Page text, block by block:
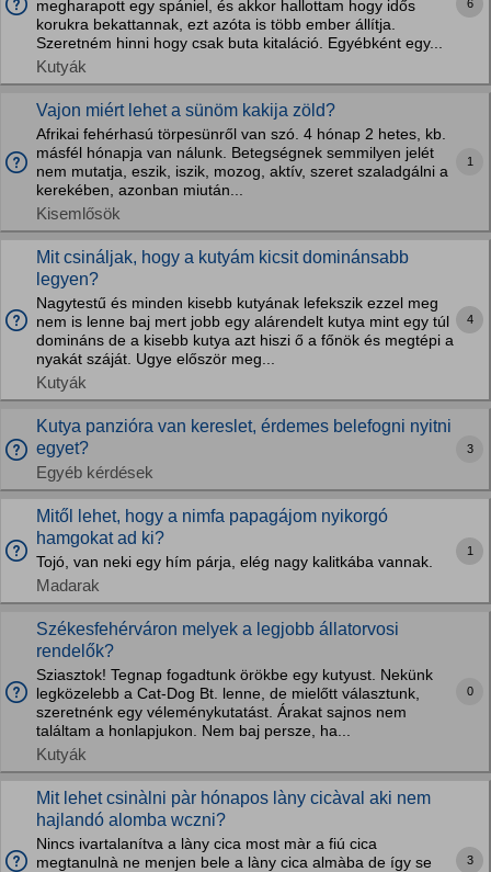
megharapott egy spániel, és akkor hallottam hogy idős
korukra bekattannak, ezt azóta is több ember állítja.
Szeretném hinni hogy csak buta kitaláció. Egyébként egy...
Kutyák
6
Vajon miért lehet a sünöm kakija zöld?
Afrikai fehérhasú törpesünről van szó. 4 hónap 2 hetes, kb.
másfél hónapja van nálunk. Betegségnek semmilyen jelét
nem mutatja, eszik, iszik, mozog, aktív, szeret szaladgálni a
kerekében, azonban miután...
Kisemlősök
1
Mit csináljak, hogy a kutyám kicsit dominánsabb
legyen?
Nagytestű és minden kisebb kutyának lefekszik ezzel meg
nem is lenne baj mert jobb egy alárendelt kutya mint egy túl
domináns de a kisebb kutya azt hiszi ő a főnök és megtépi a
nyakát száját. Ugye először meg...
Kutyák
4
Kutya panzióra van kereslet, érdemes belefogni nyitni
egyet?
Egyéb kérdések
3
Mitől lehet, hogy a nimfa papagájom nyikorgó
hamgokat ad ki?
Tojó, van neki egy hím párja, elég nagy kalitkába vannak.
Madarak
1
Székesfehérváron melyek a legjobb állatorvosi
rendelők?
Sziasztok! Tegnap fogadtunk örökbe egy kutyust. Nekünk
legközelebb a Cat-Dog Bt. lenne, de mielőtt választunk,
szeretnénk egy véleménykutatást. Árakat sajnos nem
találtam a honlapjukon. Nem baj persze, ha...
Kutyák
0
Mit lehet csinàlni pàr hónapos làny cicàval aki nem
hajlandó alomba wczni?
Nincs ivartalanítva a làny cica most màr a fiú cica
megtanulnà ne menjen bele a làny cica almàba de így se
3